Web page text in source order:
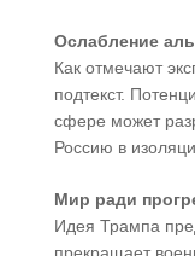
Ослабление
Как отмечают
подтекст.
сфере может
Россию в
Мир ради
Идея Трампа